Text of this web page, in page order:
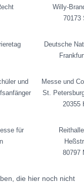
Willy-
70173
Deutsche
und
Messe und
St.
20355
für
80797
die hier noch nicht